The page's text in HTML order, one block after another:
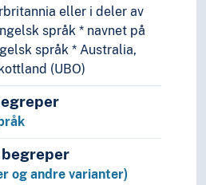
og perioder
eller i deler av
språk * navnet på
språk * Australia,
(UBO)
og andre varianter)